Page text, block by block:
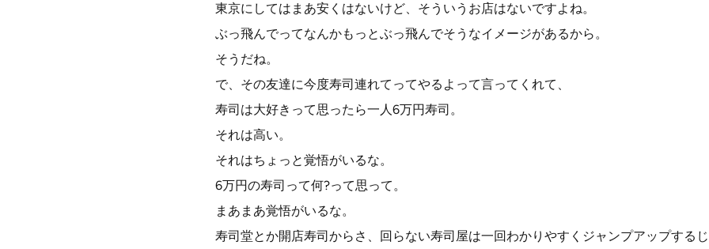
東京にしてはまあ安くはないけど、そういうお店はないですよね。
ぶっ飛んでってなんかもっとぶっ飛んでそうなイメージがあるから。
そうだね。
で、その友達に今度寿司連れてってやるよって言ってくれて、
寿司は大好きって思ったら一人6万円寿司。
それは高い。
それはちょっと覚悟がいるな。
6万円の寿司って何?って思って。
まあまあ覚悟がいるな。
寿司堂とか開店寿司からさ、回らない寿司屋は一回わかりやすくジャンプアップするじ